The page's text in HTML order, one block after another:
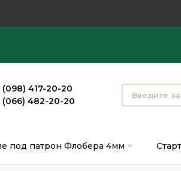
(098) 417-20-20
(066) 482-20-20
под патрон Флобера 4мм